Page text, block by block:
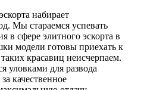
набирает
Мы стараемся успевать
в сфере элитного эскорта в
модели готовы приехать к
красавиц неисчерпаем.
уловками для развода
качественное